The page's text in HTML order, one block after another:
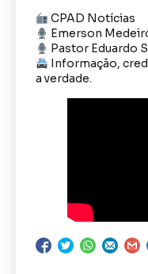
CPAD Notícias
Emerson
Pastor Eduardo
Informação,
a verdade.